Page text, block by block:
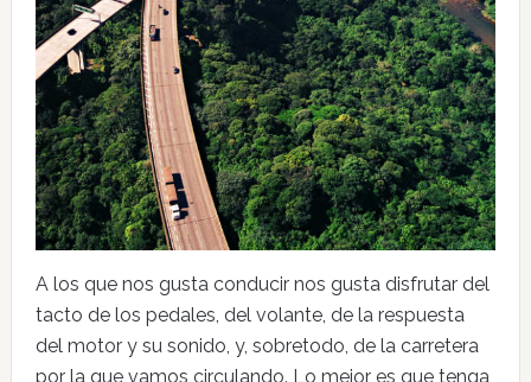
A los que nos gusta conducir nos gusta disfrutar del
tacto de los pedales, del volante, de la respuesta
del motor y su sonido, y, sobretodo, de la carretera
por la que vamos circulando. Lo mejor es que tenga